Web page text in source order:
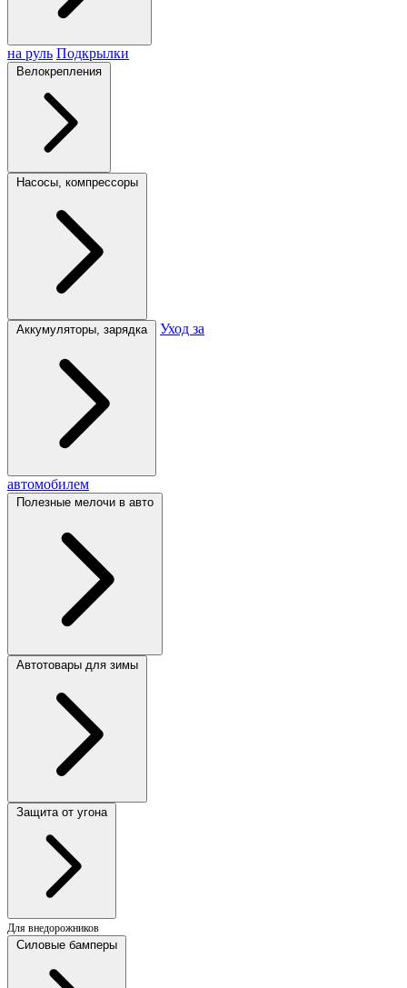
на руль Подкрылки
Велокрепления
Насосы, компрессоры
Аккумуляторы, зарядка Уход за
автомобилем
Полезные мелочи в авто
Автотовары для зимы
Защита от угона
Для внедорожников
Силовые бамперы